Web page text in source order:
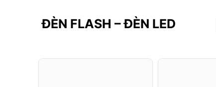
ĐÈN FLASH – ĐÈN LED